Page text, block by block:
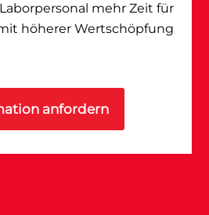
mehr Zeit für
höherer Wertschöpfung
anfordern